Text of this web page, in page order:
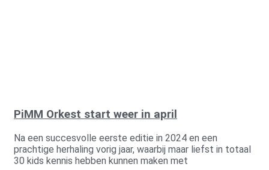
PiMM Orkest start weer in april
Na een succesvolle eerste editie in 2024 en een
prachtige herhaling vorig jaar, waarbij maar liefst in totaal
30 kids kennis hebben kunnen maken met